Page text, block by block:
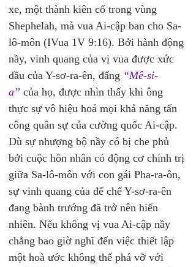
xe, một thành kiên cố trong vùng
Shephelah, mà vua Ai-cập ban cho Sa-
lô-môn (IVua 1V 9:16). Bởi hành động
nầy, vinh quang của vị vua được xức
dầu của Y-sơ-ra-ên, đấng “Mê-si-
a” của họ, được nhìn thấy khi ông
thực sự vô hiệu hoá mọi khả năng tấn
công quân sự của cường quốc Ai-cập.
Dù sự nhượng bộ nầy có bị che phủ
bởi cuộc hôn nhân có động cơ chính trị
giữa Sa-lô-môn với con gái Pha-ra-ôn,
sự vinh quang của đế chế Y-sơ-ra-ên
đang bành trướng đã trở nên hiển
nhiên. Nếu không vị vua Ai-cập nầy
chẳng bao giờ nghĩ đến việc thiết lập
một hoà ước không thể phá vỡ với